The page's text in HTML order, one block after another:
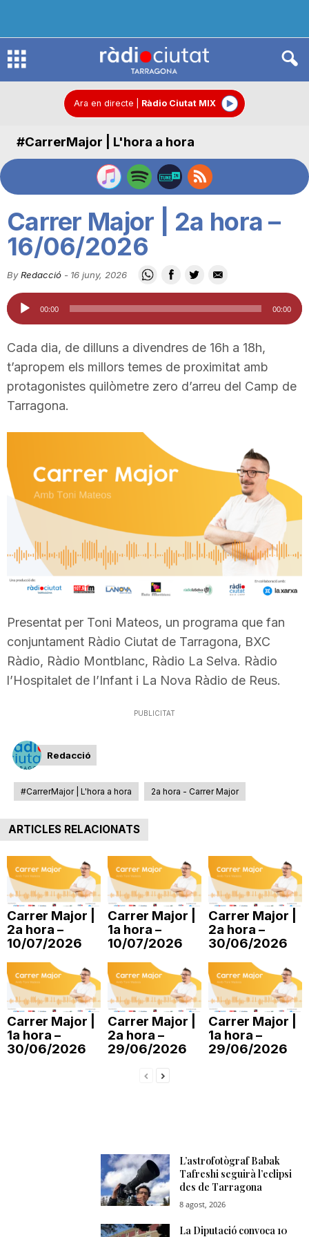
R
d
o
C
i
u
t
t
d
e
a
r
g
o
n
a
Ara en directe Ràdio Ciutat MIX
#CarrerMajor | L'hora a hora
Carrer Major | 2a hora –
16/06/2026
By Redacció - 16 juny, 2026
Reproductor
d'àudio
00:00 00:00
Cada dia, de dilluns a divendres de 16h a 18h,
t’apropem els millors temes de proximitat amb
protagonistes quilòmetre zero d’arreu del Camp de
Tarragona.
Presentat per Toni Mateos, un programa que fan
conjuntament Ràdio Ciutat de Tarragona, BXC
Ràdio, Ràdio Montblanc, Ràdio La Selva. Ràdio
l’Hospitalet de l’Infant i La Nova Ràdio de Reus.
PUBLICITAT
Redacció
#CarrerMajor | L'hora a hora 2a hora - Carrer Major
ARTICLES RELACIONATS
Carrer Major |
2a hora –
10/07/2026
Carrer Major |
1a hora –
10/07/2026
Carrer Major |
2a hora –
30/06/2026
Carrer Major |
1a hora –
30/06/2026
Carrer Major |
2a hora –
29/06/2026
Carrer Major |
1a hora –
29/06/2026